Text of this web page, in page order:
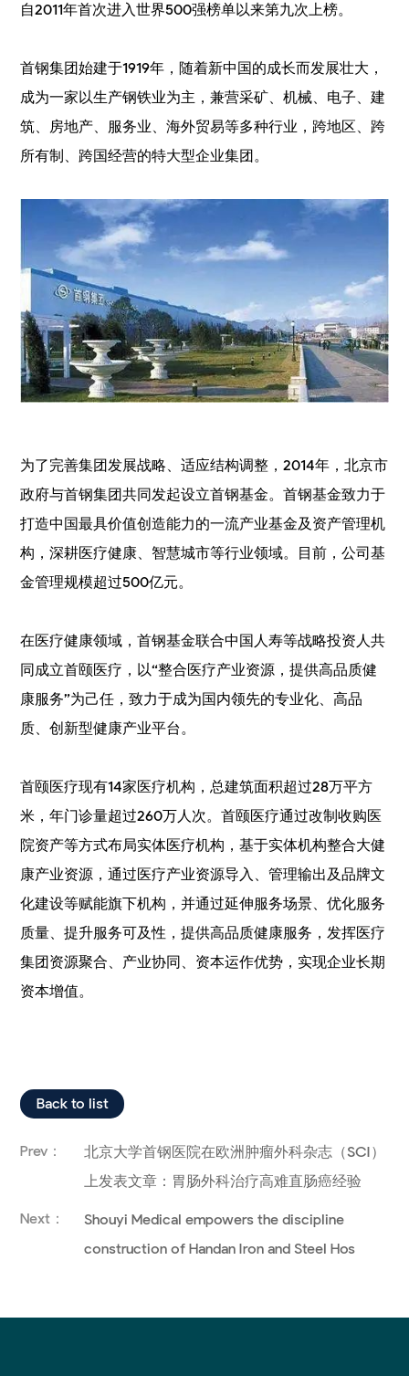
自2011年首次进入世界500强榜单以来第九次上榜。
首钢集团始建于1919年，随着新中国的成长而发展壮大，
成为一家以生产钢铁业为主，兼营采矿、机械、电子、建
筑、房地产、服务业、海外贸易等多种行业，跨地区、跨
所有制、跨国经营的特大型企业集团。
为了完善集团发展战略、适应结构调整，2014年，北京市
政府与首钢集团共同发起设立首钢基金。首钢基金致力于
打造中国最具价值创造能力的一流产业基金及资产管理机
构，深耕医疗健康、智慧城市等行业领域。目前，公司基
金管理规模超过500亿元。
在医疗健康领域，首钢基金联合中国人寿等战略投资人共
同成立首颐医疗，以“整合医疗产业资源，提供高品质健
康服务”为己任，致力于成为国内领先的专业化、高品
质、创新型健康产业平台。
首颐医疗现有14家医疗机构，总建筑面积超过28万平方
米，年门诊量超过260万人次。首颐医疗通过改制收购医
院资产等方式布局实体医疗机构，基于实体机构整合大健
康产业资源，通过医疗产业资源导入、管理输出及品牌文
化建设等赋能旗下机构，并通过延伸服务场景、优化服务
质量、提升服务可及性，提供高品质健康服务，发挥医疗
集团资源聚合、产业协同、资本运作优势，实现企业长期
资本增值。
Back to list
Prev：
北京大学首钢医院在欧洲肿瘤外科杂志（SCI）
上发表文章：胃肠外科治疗高难直肠癌经验
Next：
Shouyi Medical empowers the discipline
construction of Handan Iron and Steel Hos